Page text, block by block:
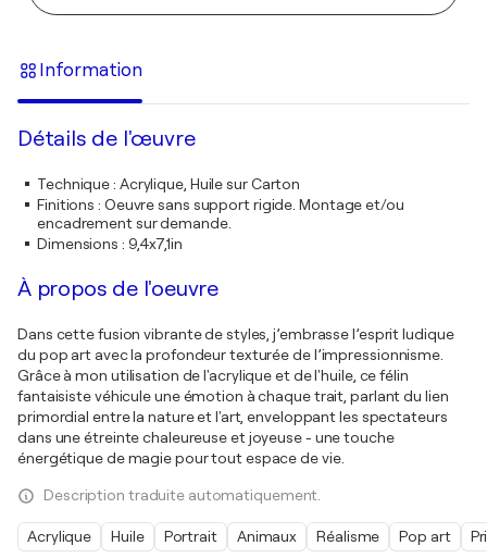
Information
Détails de l'œuvre
Technique: Acrylique, Huile sur Carton
Finitions : Oeuvre sans support rigide. Montage et/ou
encadrement sur demande.
Dimensions : 9,4x7,1in
À propos de l'oeuvre
Dans cette fusion vibrante de styles, j’embrasse l’esprit ludique
du pop art avec la profondeur texturée de l’impressionnisme.
Grâce à mon utilisation de l'acrylique et de l'huile, ce félin
fantaisiste véhicule une émotion à chaque trait, parlant du lien
primordial entre la nature et l'art, enveloppant les spectateurs
dans une étreinte chaleureuse et joyeuse - une touche
énergétique de magie pour tout espace de vie.
Description traduite automatiquement.
Acrylique Huile Portrait Animaux Réalisme Pop art